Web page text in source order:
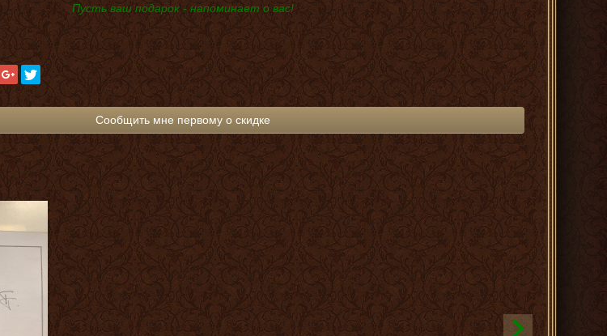
Пусть ваш подарок - напоминает о вас!
Сообщить мне первому о скидке